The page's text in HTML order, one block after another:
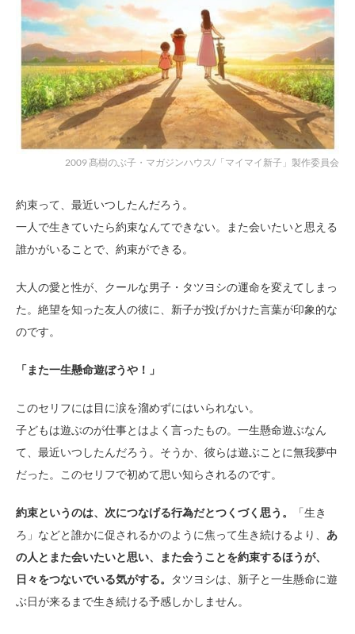
2009 髙樹のぶ子・マガジンハウス/「マイマイ新子」製作委員会
約束って、最近いつしたんだろう。
一人で生きていたら約束なんてできない。また会いたいと思える
誰かがいることで、約束ができる。
大人の愛と性が、クールな男子・タツヨシの運命を変えてしまっ
た。絶望を知った友人の彼に、新子が投げかけた言葉が印象的な
のです。
「また一生懸命遊ぼうや！」
このセリフには目に涙を溜めずにはいられない。
子どもは遊ぶのが仕事とはよく言ったもの。一生懸命遊ぶなん
て、最近いつしたんだろう。そうか、彼らは遊ぶことに無我夢中
だった。このセリフで初めて思い知らされるのです。
約束というのは、次につなげる行為だとつくづく思う。
「生き
ろ」などと誰かに促されるかのように焦って生き続けるより、 あ
の人とまた会いたいと思い、また会うことを約束するほうが、
日々をつないでいる気がする。
タツヨシは、新子と一生懸命に遊
ぶ日が来るまで生き続ける予感しかしません。